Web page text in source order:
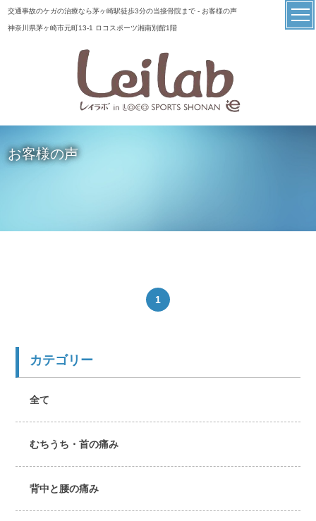
交通事故のケガの治療なら茅ヶ崎駅徒歩3分の当接骨院まで - お客様の声
神奈川県茅ヶ崎市元町13-1 ロコスポーツ湘南別館1階
お客様の声
1
カテゴリー
全て
むちうち・首の痛み
背中と腰の痛み